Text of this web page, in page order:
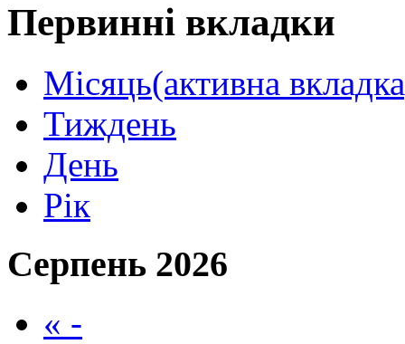
Первинні вкладки
Місяць(активна
Тиждень
День
Рік
Серпень 2026
« -